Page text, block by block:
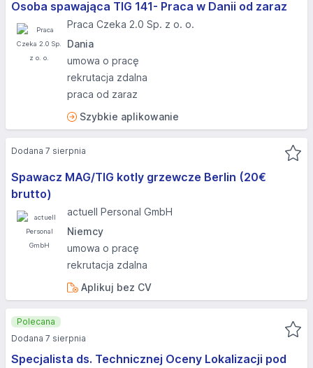
Osoba spawająca TIG 141- Praca w Danii od zaraz
Praca Czeka 2.0 Sp. z o. o.
Dania
umowa o pracę
rekrutacja zdalna
praca od zaraz
Szybkie aplikowanie
Spawacz MAG/TIG kotly grzewcze Berlin (20€
brutto)
actuell Personal GmbH
Niemcy
umowa o pracę
rekrutacja zdalna
Aplikuj bez CV
Dodana 7 sierpnia
Specjalista ds. Technicznej Oceny Lokalizacji pod
Polecana
Dodana 7 sierpnia